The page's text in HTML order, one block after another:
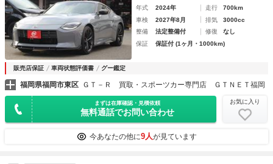
年式 2024年 走行
700km
車検
2027年8月 排気
3000cc
整備
法定整備付 修復
なし
保証
保証付 (1ヶ月・1000km)
販売店保証 車両状態評価書 グー鑑定
福岡県福岡市東区 ＧＴ－Ｒ 買取・スポーツカー専門店 ＧＴＮＥＴ福岡
まずは在庫確認・見積依頼
無料通話でお問い合わせ
お気に入り
今あなたの他に9人が見ています